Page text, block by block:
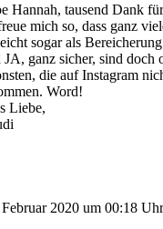
Hannah, tausend Dank
mich so, dass ganz
sogar als Bereicherung
JA, ganz sicher, sind doch
die auf Instagram
Word!
Liebe,
2020 um 00:18 Uhr